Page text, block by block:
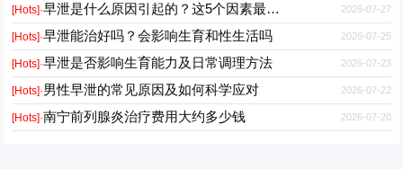
[Hots]·早泄是什么原因引起的？这5个因素最常见 2026-07-27
[Hots]·早泄能治好吗？会影响生育和性生活吗 2026-07-25
[Hots]·早泄是否影响生育能力及日常调理方法 2026-07-23
[Hots]·男性早泄的常见原因及如何科学应对 2026-07-22
[Hots]·南宁前列腺炎治疗费用大约多少钱 2026-07-20